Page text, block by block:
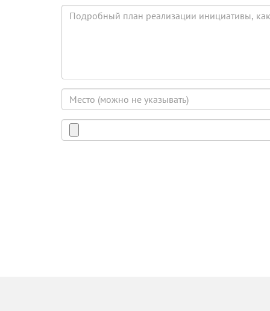
принять
Подробный
ты
его
видишь
Место
(можно
неуказывать)
Документ
Word